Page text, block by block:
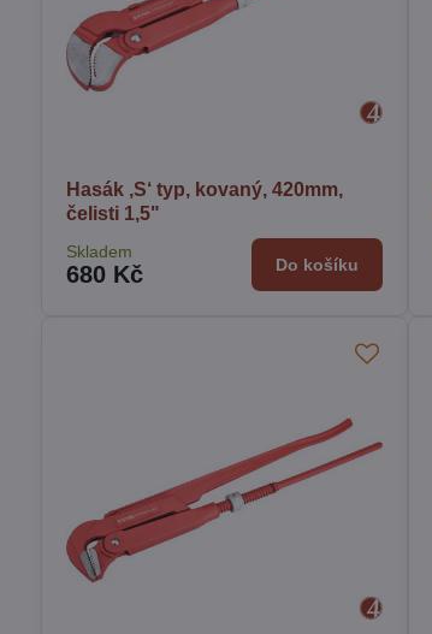
Hasák ‚S‘ typ, kovaný, 420mm,
čelisti 1,5"
Skladem
680 Kč Do košíku